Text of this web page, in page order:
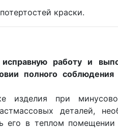
краски.
работу и
полного
изделия при
деталей,
его в теплом